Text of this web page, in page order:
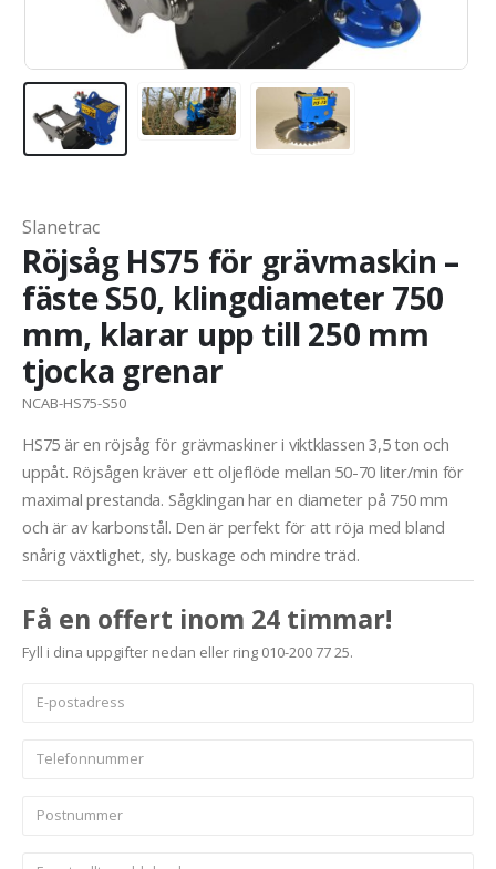
Slanetrac
Röjsåg HS75 för grävmaskin –
fäste S50, klingdiameter 750
mm, klarar upp till 250 mm
tjocka grenar
NCAB-HS75-S50
HS75 är en röjsåg för grävmaskiner i viktklassen 3,5 ton och
uppåt. Röjsågen kräver ett oljeflöde mellan 50-70 liter/min för
maximal prestanda. Sågklingan har en diameter på 750 mm
och är av karbonstål. Den är perfekt för att röja med bland
snårig växtlighet, sly, buskage och mindre träd.
Få en offert inom 24 timmar!
Fyll i dina uppgifter nedan eller ring 010-200 77 25.